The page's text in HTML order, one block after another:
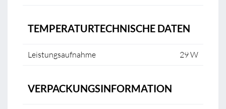
TEMPERATURTECHNISCHE DATEN
Leistungsaufnahme 29 W
VERPACKUNGSINFORMATION